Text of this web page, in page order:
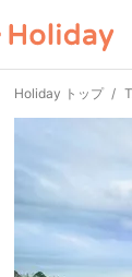
Holiday トップ